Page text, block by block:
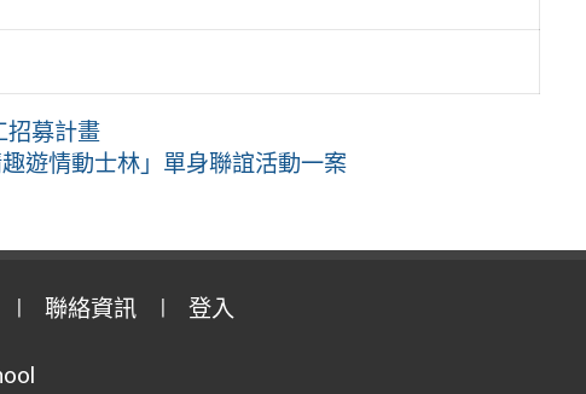
招募計畫
遊情動士林」單身聯誼活動一案
聯絡資訊 登入